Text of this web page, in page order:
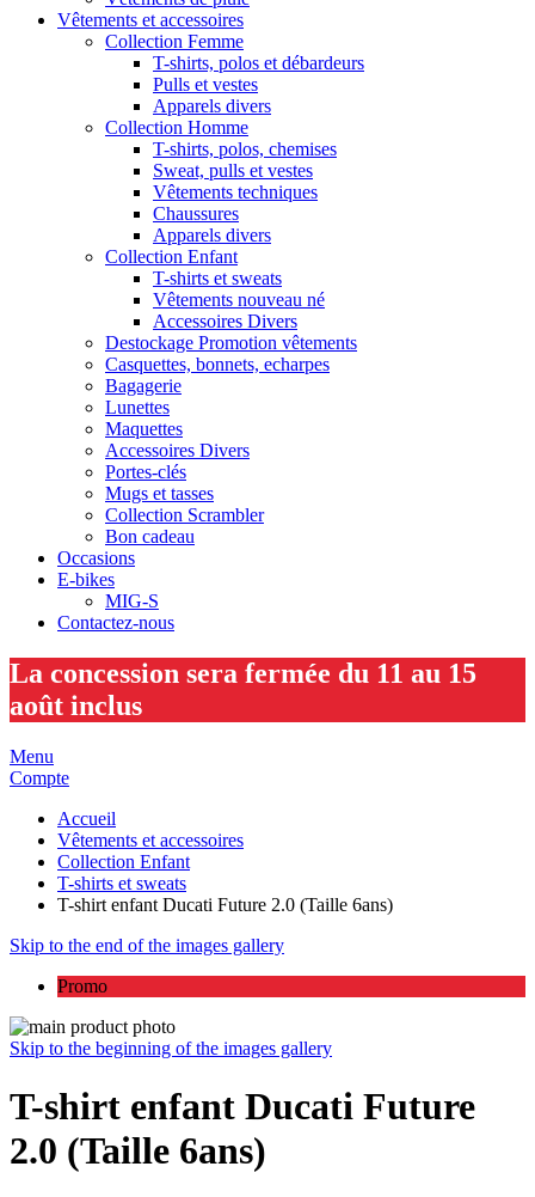
Vêtements et accessoires
Collection Femme
T-shirts, polos et débardeurs
Pulls et vestes
Apparels divers
Collection Homme
T-shirts, polos, chemises
Sweat, pulls et vestes
Vêtements techniques
Chaussures
Apparels divers
Collection Enfant
T-shirts et sweats
Vêtements nouveau né
Accessoires Divers
Destockage Promotion vêtements
Casquettes, bonnets, echarpes
Bagagerie
Lunettes
Maquettes
Accessoires Divers
Portes-clés
Mugs et tasses
Collection Scrambler
Bon cadeau
Occasions
E-bikes
MIG-S
Contactez-nous
La concession sera fermée du 11 au 15
août inclus
Menu
Compte
Accueil
Vêtements et accessoires
Collection Enfant
T-shirts et sweats
T-shirt enfant Ducati Future 2.0 (Taille 6ans)
Skip to the end of the images gallery
Promo
Skip to the beginning of the images gallery
T-shirt enfant Ducati Future
2.0 (Taille 6ans)